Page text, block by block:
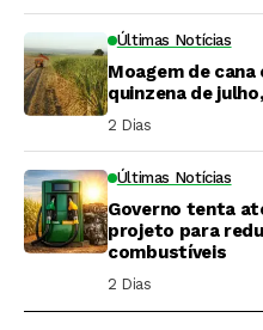
Últimas Notícias
Moagem de
quinzena de
2 Dias ⁮
Últimas Notícias
Governo tenta
projeto para
combustíveis
2 Dias ⁮